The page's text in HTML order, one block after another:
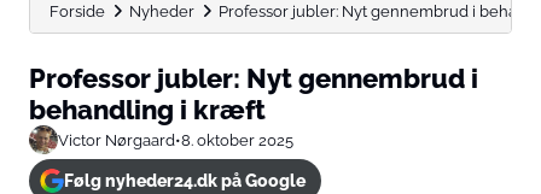
Forside Nyheder Professor jubler: Nyt gennembrud i
Professor jubler: Nyt gennembrud i
behandling i kræft
Victor Nørgaard•8. oktober 2025
Følg nyheder24.dk på Google